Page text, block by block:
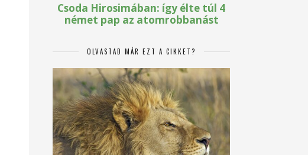
OLVASTAD MÁR EZT A CIKKET?